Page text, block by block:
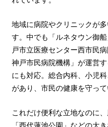
地域に病院やクリニックが
す。中でも「ルネタウン御
戸市立医療センター西市民
神戸市民病院機構」が運営
にも対応。総合内科、小児
があり、市民の健康を守って
これだけ便利な立地なのに
「西代蓮池公園」などの大